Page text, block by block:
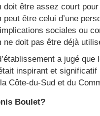
doit être assez court
peut être celui d’une
sociales ou
ne doit pas être déjà
a jugé
inspirant et
Côte-du-Sud et du
Boulet?